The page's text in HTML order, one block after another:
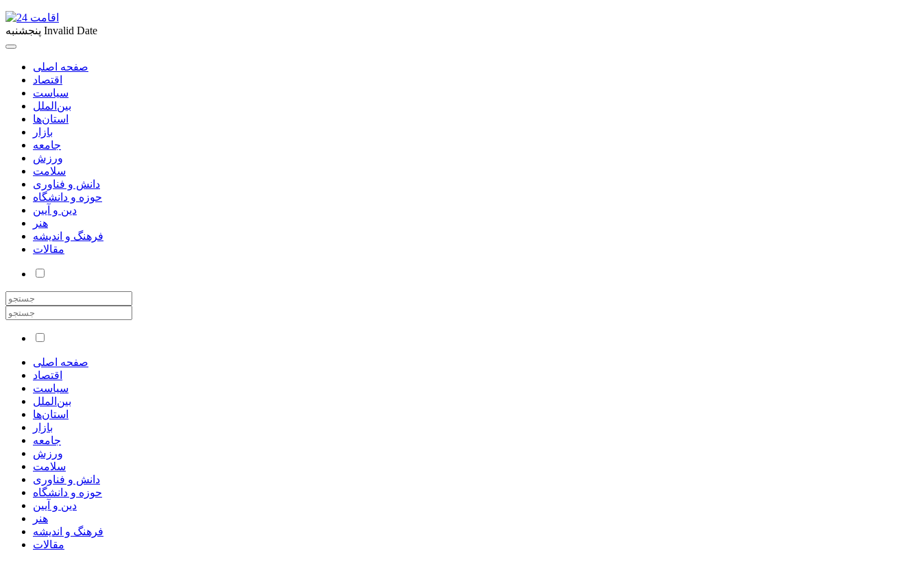
پنجشنبه Invalid Date
صفحه اصلی
اقتصاد
سیاست
بین‌الملل
استان‌ها
بازار
جامعه
ورزش
سلامت
دانش و فناوری
حوزه و دانشگاه
دین و آیین
هنر
فرهنگ و اندیشه
مقالات
صفحه اصلی
اقتصاد
سیاست
بین‌الملل
استان‌ها
بازار
جامعه
ورزش
سلامت
دانش و فناوری
حوزه و دانشگاه
دین و آیین
هنر
فرهنگ و اندیشه
مقالات